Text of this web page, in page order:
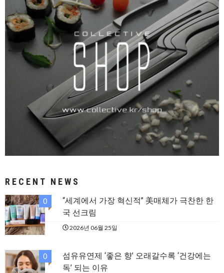
RECENT NEWS
0
“세계에서 가장 혁신적” 美매체가 극찬한 한
국 선크림
2026년 06월 25일
0
섬유유연제 ‘좋은 향’ 오래갈수록 ‘건강에는
독’ 되는 이유